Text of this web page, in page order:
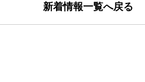
新着情報一覧へ戻る